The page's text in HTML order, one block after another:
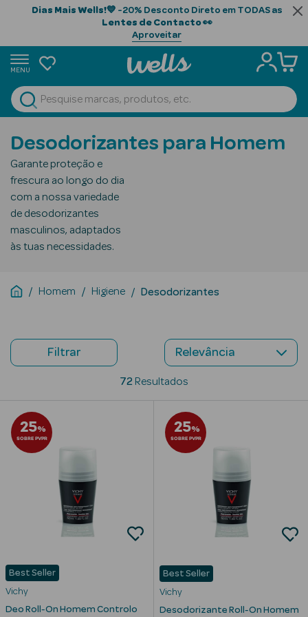
Dias Mais Wells!💙 -20% Desconto Direto em TODAS as
Lentes de Contacto👀
Aproveitar
MENU
Ver Tudo
Beauty Season
Profissional
Cosmética
Cosmética
Cuidados de
Cabelo
Maquilhagem
Beauty Season
Beauty Season
Nutricosmética
Perfumes
Beauty Season
Desodorizantes para Homem
Garante proteção e
frescura ao longo do dia
com a nossa variedade
de desodorizantes
masculinos, adaptados
às tuas necessidades.
Homem Higiene Desodorizantes
Filtrar
72 Resultados
25%
SOBRE PVPR
Best Seller
Vichy
Deo Roll-On Homem Controlo
25%
SOBRE PVPR
Best Seller
Vichy
Desodorizante Roll-On Homem